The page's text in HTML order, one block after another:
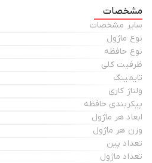
مشخصات
سایر مشخصات
نوع ماژول
نوع حافظه
ظرفیت کلی
تایمینگ
ولتاژ کاری
پیکربندی حافظه
ابعاد هر ماژول
وزن هر ماژول
تعداد پین
تعداد ماژول